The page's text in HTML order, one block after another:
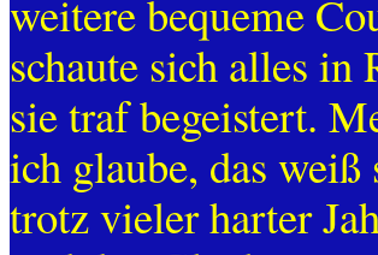
weitere bequeme
schaute sich alles in
sie traf begeistert.
ich glaube, das
trotz vieler harter